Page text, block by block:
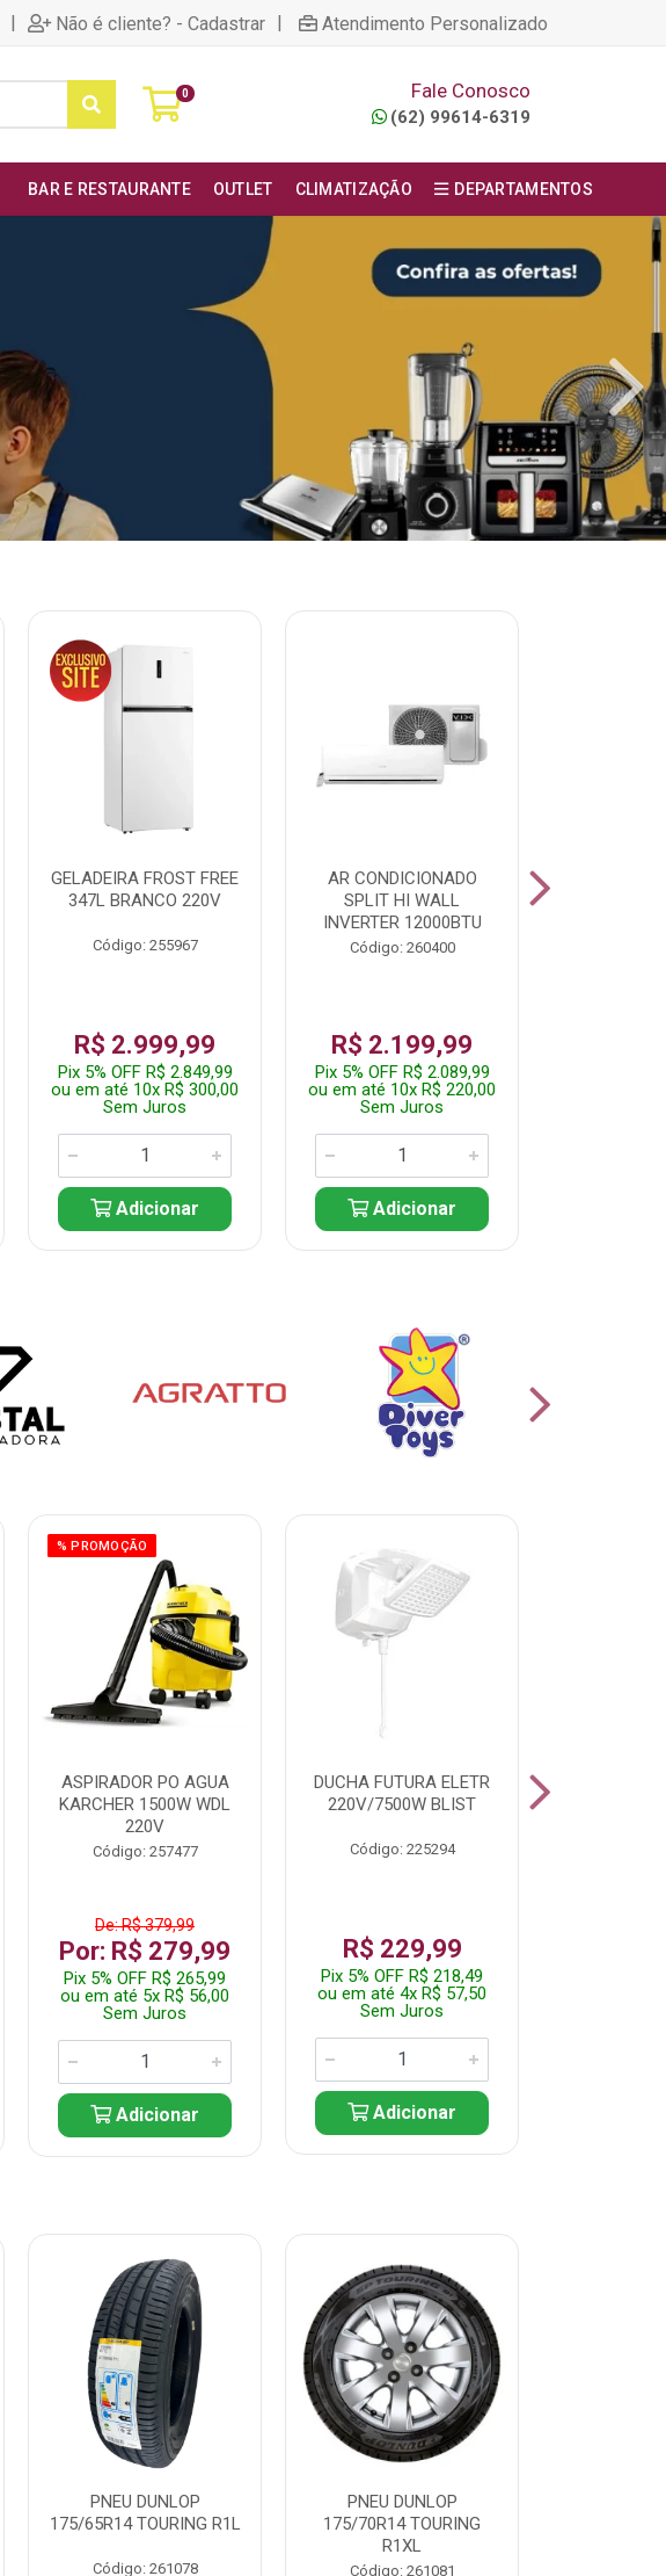
| Não é cliente? - Cadastrar | Atendimento Personalizado
0 Fale Conosco
(62) 99614-6319
BAR E RESTAURANTE OUTLET CLIMATIZAÇÃO DEPARTAMENTOS
GELADEIRA FROST FREE
347L BRANCO 220V
Código: 255967
R$ 2.999,99
Pix 5% OFF R$ 2.849,99
ou em até 10x R$ 300,00
Sem Juros
Adicionar
AR CONDICIONADO
SPLIT HI WALL
INVERTER 12000BTU
Código: 260400
R$ 2.199,99
Pix 5% OFF R$ 2.089,99
ou em até 10x R$ 220,00
Sem Juros
Adicionar
% PROMOÇÃO
ASPIRADOR PO AGUA
KARCHER 1500W WDL
220V
Código: 257477
De: R$ 379,99
Por: R$ 279,99
Pix 5% OFF R$ 265,99
ou em até 5x R$ 56,00
Sem Juros
Adicionar
DUCHA FUTURA ELETR
220V/7500W BLIST
Código: 225294
R$ 229,99
Pix 5% OFF R$ 218,49
ou em até 4x R$ 57,50
Sem Juros
Adicionar
PNEU DUNLOP
175/65R14 TOURING R1L
Código: 261078
PNEU DUNLOP
175/70R14 TOURING
R1XL
Código: 261081